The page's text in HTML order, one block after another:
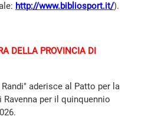
http://www.bibliosport.it/).
DELLA PROVINCIA DI
aderisce al Patto per la
per il quinquennio